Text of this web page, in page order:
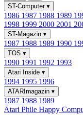
ST-Computer ▾
1986 1987 1988 1989
1998 1999 2000 2001
ST-Magazin ▾
1987 1988 1989 1990
TOS ▾
1990 1991 1992 1993
Atari Inside ▾
1994 1995 1996
ATARImagazin ▾
1987 1988 1989
Atari Phile Happy